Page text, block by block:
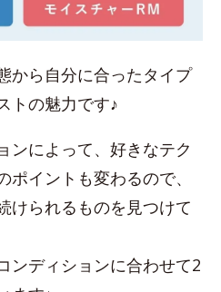
から自分に合ったタイプ
トの魅力です♪
ンによって、好きなテク
イントも変わるので、
けられるものを見つけて
ンディションに合わせて2